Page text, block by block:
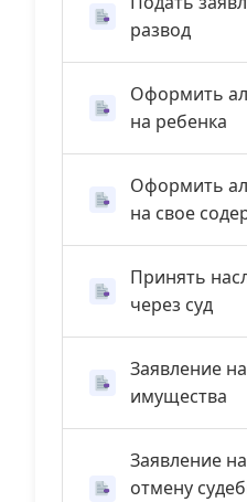
развод
Оформить
на ребенка
Оформить
на свое
Принять
через суд
Заявление
имущества
Заявление на
отмену